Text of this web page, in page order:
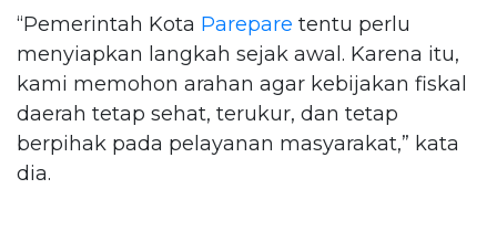
“Pemerintah Kota Parepare tentu perlu
menyiapkan langkah sejak awal. Karena itu,
kami memohon arahan agar kebijakan fiskal
daerah tetap sehat, terukur, dan tetap
berpihak pada pelayanan masyarakat,” kata
dia.